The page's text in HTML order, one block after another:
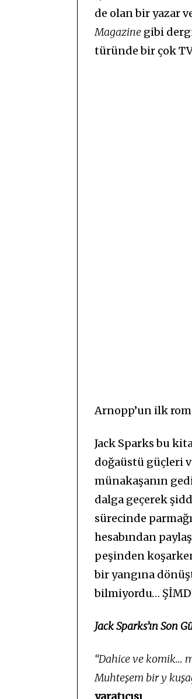
de olan bir yazar
Magazine gibi
türünde bir çok TV
Arnopp’un ilk
Jack Sparks bu
doğaüstü güçleri
münakaşanın
dalga geçerek
sürecinde
hesabından
peşinden
bir yangına
bilmiyordu…
Jack Sparks’ın Son
“Dahice ve komik…
Muhteşem bir y